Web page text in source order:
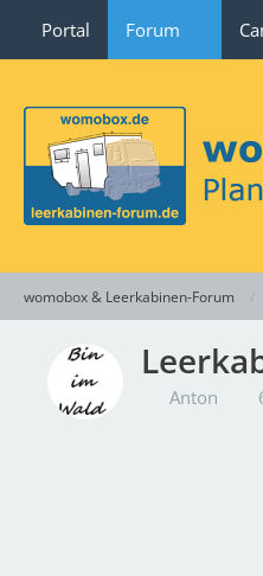
Portal Forum
womobox & Leerkabinen-Forum
Anton